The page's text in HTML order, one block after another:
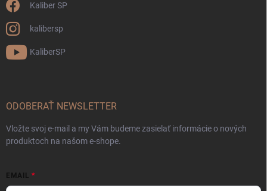
Kaliber SP
kalibersp
KaliberSP
ODOBERAŤ NEWSLETTER
Vložte svoj e-mail a my Vám budeme zasielať informácie o nových
produktoch na našom e-shope.
EMAIL